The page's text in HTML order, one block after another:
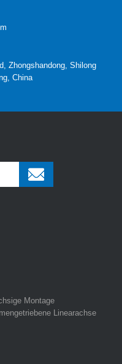
Zhongshandong, Shilong
China
Montage
Linearachse